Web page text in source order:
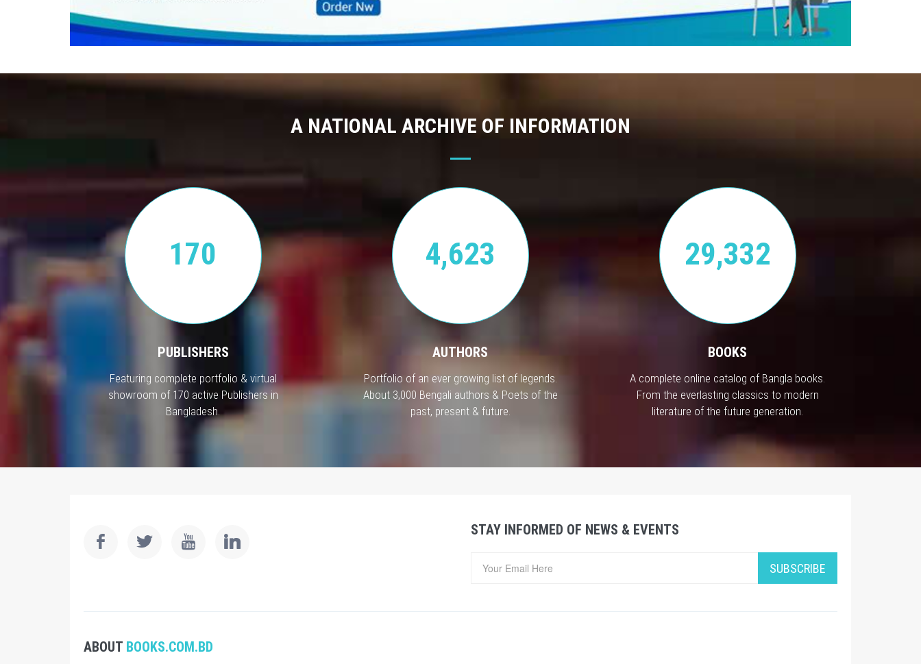
A NATIONAL ARCHIVE OF INFORMATION
170
PUBLISHERS
Featuring complete portfolio & virtual
showroom of 170 active Publishers in
Bangladesh.
4,623
AUTHORS
Portfolio of an ever growing list of legends.
About 3,000 Bengali authors & Poets of the
past, present & future.
29,332
BOOKS
A complete online catalog of Bangla books.
From the everlasting classics to modern
literature of the future generation.
STAY INFORMED OF NEWS & EVENTS
SUBSCRIBE
ABOUT BOOKS.COM.BD